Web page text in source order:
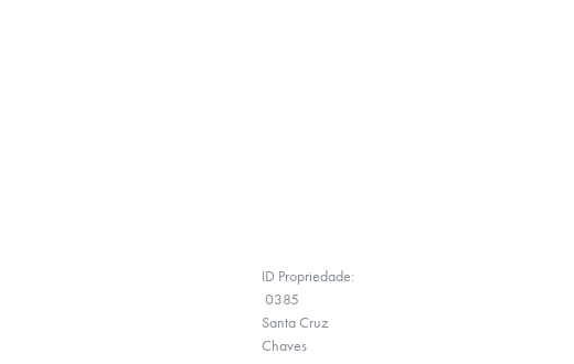
ID Propriedade:
0385
Santa Cruz
Chaves